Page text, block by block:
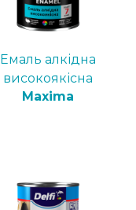
Емаль алкідна
високоякісна
Maxima